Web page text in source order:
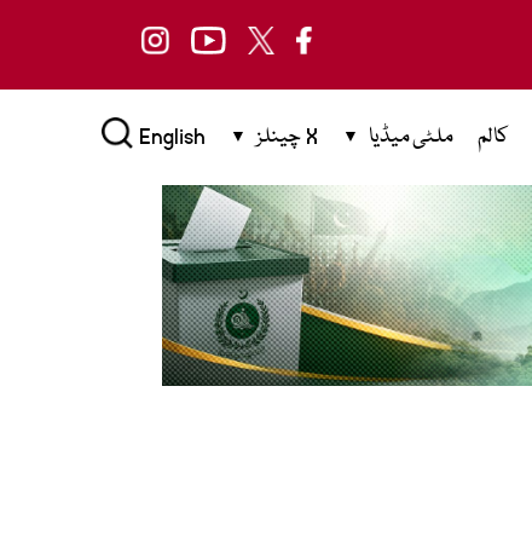
کالم ملٹی میڈیا X چینلز English